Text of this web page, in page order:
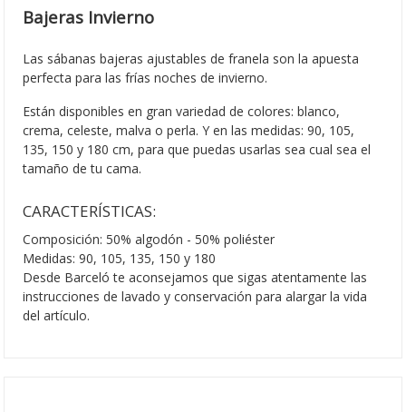
Bajeras Invierno
Las sábanas bajeras ajustables de franela son la apuesta
perfecta para las frías noches de invierno.
Están disponibles en gran variedad de colores: blanco,
crema, celeste, malva o perla. Y en las medidas: 90, 105,
135, 150 y 180 cm, para que puedas usarlas sea cual sea el
tamaño de tu cama.
CARACTERÍSTICAS:
Composición: 50% algodón - 50% poliéster
Medidas: 90, 105, 135, 150 y 180
Desde Barceló te aconsejamos que sigas atentamente las
instrucciones de lavado y conservación para alargar la vida
del artículo.